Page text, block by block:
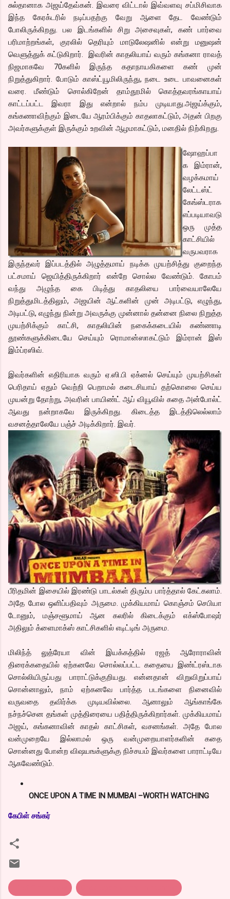
சுல்தானாக அஜய்தேவ்கன். இவரை விட்டால் இவ்வளவு சப்மிசிவாக
இந்த கேரக்டரில் நடிப்பதற்கு வேறு ஆளை தேட வேண்டும்
போலிருக்கிறது. பல இடங்களில் சிறு அசைவுகள், கண் பார்வை
பரிமாற்றங்கள், குரலில் தெரியும் மாடுலேஷனில் என்று மனுஷன்
வெளுத்துக் கட்டுகிறார். இவரின் காதலியாய் வரும் கங்கனா ராவத்
நிஜமாகவே 70களில் இருந்த கதாநாயகிகளை கண் முன்
நிறுத்துகிறார். போடும் காஸ்ட்யூமிலிருந்து, நடை உடை பாவனைகள்
வரை. மீண்டும் சொல்கிறேன் தாம்தூமில் கொத்தவரங்காயாய்
காட்டப்பட்ட இவரா இது என்றால் நம்ப முடியாது.அஜய்க்கும்,
கங்கணாவிற்கும் இடையே ஆரம்பிக்கும் காதலாகட்டும், அதன் பிறகு
அவர்களுக்குள் இருக்கும் உறவின் ஆழமாகட்டும், மனதில் நிற்கிறது.
ஷோஹப்பா
க இம்ரான்,
வழக்கமாய்
லேட்டஸ்ட்
கேங்ஸ்டராக
எப்படியாவடு
ஒரு முத்த
காட்சியில்
வருபவராக
இருந்தவர் இப்படத்தில் அழுத்தமாய் நடிக்க முயற்சித்து குறைந்த
பட்சமாய் ஜெயித்திருக்கிறார் என்றே சொல்ல வேண்டும். கோபம்
வந்து அழுந்த கை பிடித்து காதலியை பார்வையாலேயே
நிறுத்துமிடத்திலும், அஜயின் ஆட்களின் முன் அடிபட்டு, எழுந்து,
அடிபட்டு, எழுந்து நின்று அவருக்கு முன்னால் தன்னை நிலை நிறுத்த
முயற்சிக்கும் காட்சி, காதலியின் நகைக்கடையில் கண்ணாடி
தூண்களுக்கிடையே செய்யும் ரொமான்ஸாகட்டும் இம்ரான் இஸ்
இம்ப்ரஸிவ்.
இவர்களின் எதிரியாக வரும் ஏ.ஸி.பி ஏக்னல் செய்யும் முயற்சிகள்
பெரிதாய் ஏதும் வெற்றி பெறாமல் கடைசியாய் தற்கொலை செய்ய
முயன்று தோற்று, அவரின் பாயிண்ட் ஆப் வியூவில் கதை அன்போல்ட்
ஆவது நன்றாகவே இருக்கிறது. கிடைத்த இடத்திலெல்லாம்
வசனத்தாலேயே பஞ்ச் அடிக்கிறார். இவர்.
பீரிதமின் இசையில் இரண்டு பாடல்கள் திரும்ப பார்த்தால் கேட்கலாம்.
அதே போல ஒளிப்பதிவும் அருமை. முக்கியமாய் கொஞ்சம் செபியா
டோனும், மஞ்சளூமாய் ஆன கலரில் கிடைக்கும் எக்ஸ்போஷர்
அதிலும் க்ளைமாக்ஸ் காட்சிகளில் எடிட்டிங் அருமை.
மிலிந்த் லுத்ரேயா வின் இயக்கத்தில் ரஜத் ஆரோராவின்
திரைக்கதையில் ஏற்கனவே சொல்லப்பட்ட கதையை இண்ட்ரஸ்டாக
சொல்லியிருப்பது பாராட்டுக்குறியது. என்னதான் விறுவிறுப்பாய்
சொன்னாலும், நாம் ஏற்கனவே பார்த்த படங்களை நினைவில்
வருவதை தவிர்க்க முடியவில்லை. ஆனாலும் ஆங்காங்கே
நச்நச்சென தங்கள் முத்திரையை பதித்திருக்கிறார்கள். முக்கியமாய்
அஜய், கங்கனாவின் காதல் காட்சிகள், வசனங்கள். அதே போல
வன்முறையே இல்லாமல் ஒரு வன்முறையாளர்களின் கதை
சொன்னது போன்ற விஷயஙக்ளுக்கு நிச்சயம் இவர்களை பாராட்டியே
ஆகவேண்டும்.
ONCE UPON A TIME IN MUMBAI –WORTH WATCHING
கேபிள் சங்கர்